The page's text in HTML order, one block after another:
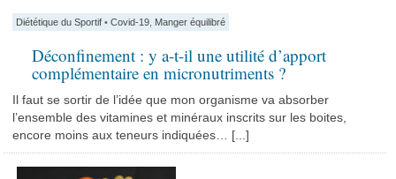
Diététique du Sportif •Covid-19 Manger équilibré
Déconfinement : y a-t-il une utilité d’apport
complémentaire en micronutriments ?
Il faut se sortir de l’idée que mon organisme va absorber
l’ensemble des vitamines et minéraux inscrits sur les boites,
encore moins aux teneurs indiquées… [...]